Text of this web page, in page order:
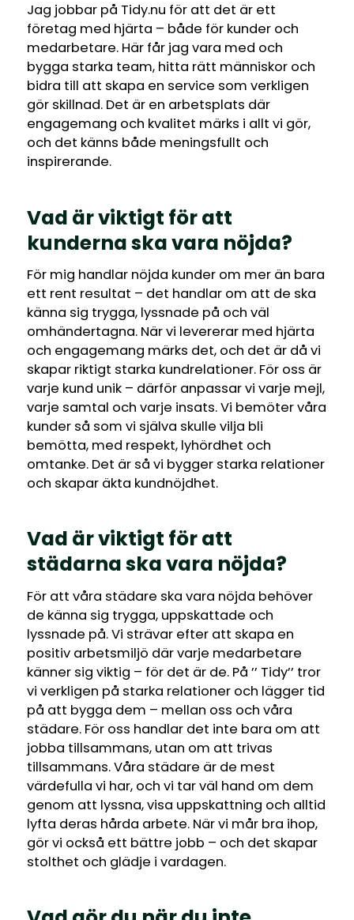
Jag jobbar på Tidy.nu för att det är ett
företag med hjärta – både för kunder och
medarbetare. Här får jag vara med och
bygga starka team, hitta rätt människor och
bidra till att skapa en service som verkligen
gör skillnad. Det är en arbetsplats där
engagemang och kvalitet märks i allt vi gör,
och det känns både meningsfullt och
inspirerande.
Vad är viktigt för att
kunderna ska vara nöjda?
För mig handlar nöjda kunder om mer än bara
ett rent resultat – det handlar om att de ska
känna sig trygga, lyssnade på och väl
omhändertagna. När vi levererar med hjärta
och engagemang märks det, och det är då vi
skapar riktigt starka kundrelationer. För oss är
varje kund unik – därför anpassar vi varje mejl,
varje samtal och varje insats. Vi bemöter våra
kunder så som vi själva skulle vilja bli
bemötta, med respekt, lyhördhet och
omtanke. Det är så vi bygger starka relationer
och skapar äkta kundnöjdhet.
Vad är viktigt för att
städarna ska vara nöjda?
För att våra städare ska vara nöjda behöver
de känna sig trygga, uppskattade och
lyssnade på. Vi strävar efter att skapa en
positiv arbetsmiljö där varje medarbetare
känner sig viktig – för det är de. På ’’ Tidy’’ tror
vi verkligen på starka relationer och lägger tid
på att bygga dem – mellan oss och våra
städare. För oss handlar det inte bara om att
jobba tillsammans, utan om att trivas
tillsammans. Våra städare är de mest
värdefulla vi har, och vi tar väl hand om dem
genom att lyssna, visa uppskattning och alltid
lyfta deras hårda arbete. När vi mår bra ihop,
gör vi också ett bättre jobb – och det skapar
stolthet och glädje i vardagen.